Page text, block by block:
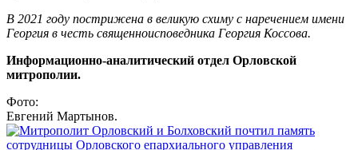
В 2021 году пострижена в великую схиму с наречением имени
Георгия в честь священноисповедника Георгия Коссова.
Информационно-аналитический отдел Орловской
митрополии.
Фото:
Евгений Мартынов.